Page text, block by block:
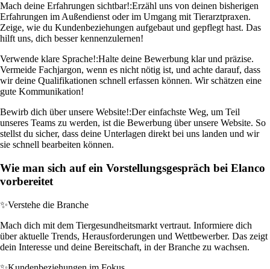
Mach deine Erfahrungen sichtbar!:Erzähl uns von deinen bisherigen
Erfahrungen im Außendienst oder im Umgang mit Tierarztpraxen.
Zeige, wie du Kundenbeziehungen aufgebaut und gepflegt hast. Das
hilft uns, dich besser kennenzulernen!
Verwende klare Sprache!:Halte deine Bewerbung klar und präzise.
Vermeide Fachjargon, wenn es nicht nötig ist, und achte darauf, dass
wir deine Qualifikationen schnell erfassen können. Wir schätzen eine
gute Kommunikation!
Bewirb dich über unsere Website!:Der einfachste Weg, um Teil
unseres Teams zu werden, ist die Bewerbung über unsere Website. So
stellst du sicher, dass deine Unterlagen direkt bei uns landen und wir
sie schnell bearbeiten können.
Wie man sich auf ein Vorstellungsgespräch bei Elanco
vorbereitet
✨Verstehe die Branche
Mach dich mit dem Tiergesundheitsmarkt vertraut. Informiere dich
über aktuelle Trends, Herausforderungen und Wettbewerber. Das zeigt
dein Interesse und deine Bereitschaft, in der Branche zu wachsen.